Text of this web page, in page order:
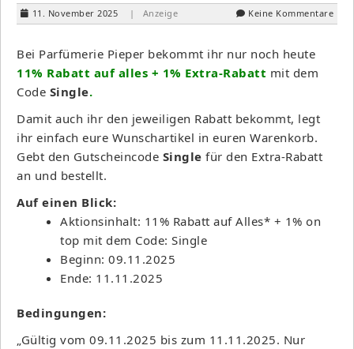
11. November 2025 | Anzeige Keine Kommentare
Bei Parfümerie Pieper bekommt ihr nur noch heute
11% Rabatt auf alles + 1% Extra-Rabatt mit dem
Code Single.
Damit auch ihr den jeweiligen Rabatt bekommt, legt
ihr einfach eure Wunschartikel in euren Warenkorb.
Gebt den Gutscheincode Single für den Extra-Rabatt
an und bestellt.
Auf einen Blick:
Aktionsinhalt: 11% Rabatt auf Alles* + 1% on
top mit dem Code: Single
Beginn: 09.11.2025
Ende: 11.11.2025
Bedingungen:
„Gültig vom 09.11.2025 bis zum 11.11.2025. Nur